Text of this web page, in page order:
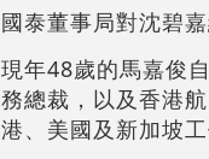
國泰董事局對沈碧
現年48歲的馬嘉俊
務總裁，以及香港
港、美國及新加坡工